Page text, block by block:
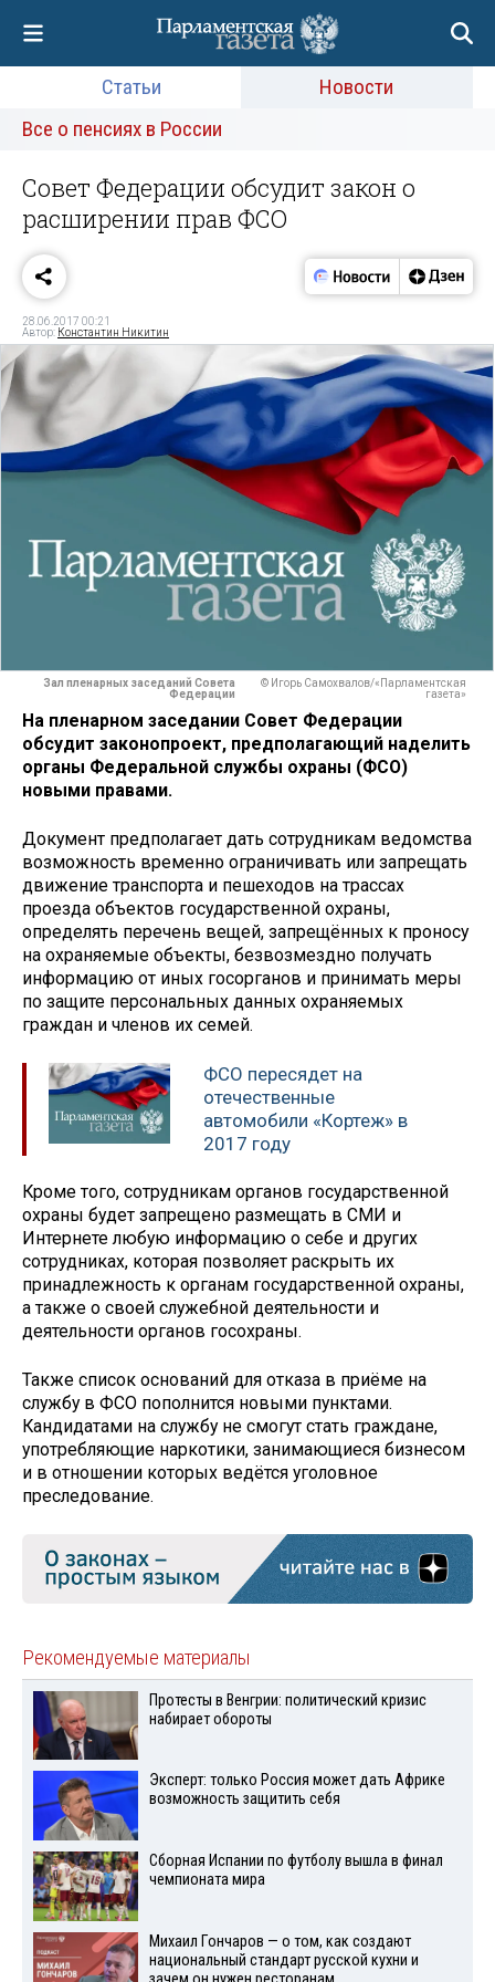
Статьи
Новости
Все о пенсиях в России
Совет Федерации обсудит закон о
расширении прав ФСО
28.06.2017 00:21
Автор: Константин Никитин
Зал пленарных заседаний Совета
Федерации
© Игорь Самохвалов/«Парламентская
газета»
На пленарном заседании Совет Федерации
обсудит законопроект, предполагающий наделить
органы Федеральной службы охраны (ФСО)
новыми правами.
Документ предполагает дать сотрудникам ведомства
возможность временно ограничивать или запрещать
движение транспорта и пешеходов на трассах
проезда объектов государственной охраны,
определять перечень вещей, запрещённых к проносу
на охраняемые объекты, безвозмездно получать
информацию от иных госорганов и принимать меры
по защите персональных данных охраняемых
граждан и членов их семей.
ФСО пересядет на
отечественные
автомобили «Кортеж» в
2017 году
Кроме того, сотрудникам органов государственной
охраны будет запрещено размещать в СМИ и
Интернете любую информацию о себе и других
сотрудниках, которая позволяет раскрыть их
принадлежность к органам государственной охраны,
а также о своей служебной деятельности и
деятельности органов госохраны.
Также список оснований для отказа в приёме на
службу в ФСО пополнится новыми пунктами.
Кандидатами на службу не смогут стать граждане,
употребляющие наркотики, занимающиеся бизнесом
и в отношении которых ведётся уголовное
преследование.
Рекомендуемые материалы
Протесты в Венгрии: политический кризис
набирает обороты
Эксперт: только Россия может дать Африке
возможность защитить себя
Сборная Испании по футболу вышла в финал
чемпионата мира
Михаил Гончаров — о том, как создают
национальный стандарт русской кухни и